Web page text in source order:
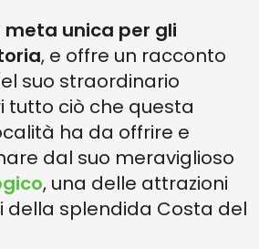
meta unica per gli
, e offre un racconto
suo straordinario
tutto ciò che questa
ha da offrire e
dal suo meraviglioso
, una delle attrazioni
della splendida Costa del